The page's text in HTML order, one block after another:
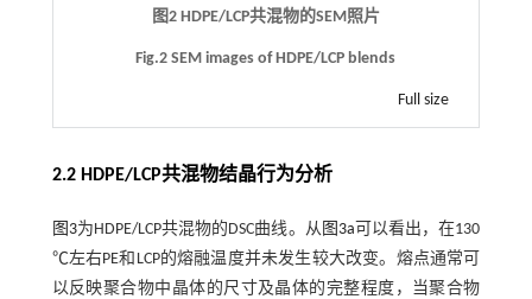
图2 HDPE/LCP共混物的SEM照片
Fig.2 SEM images of HDPE/LCP blends
Full size
2.2 HDPE/LCP共混物结晶行为分析
图3为HDPE/LCP共混物的DSC曲线。从 图3a 可以看出，在130
℃左右PE和LCP的熔融温度并未发生较大改变。熔点通常可
以反映聚合物中晶体的尺寸及晶体的完整程度，当聚合物